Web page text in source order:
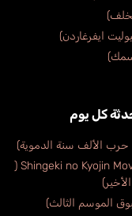
Shingeki no Kyojin Movie: Kanketsu-hen – The Last Attack (